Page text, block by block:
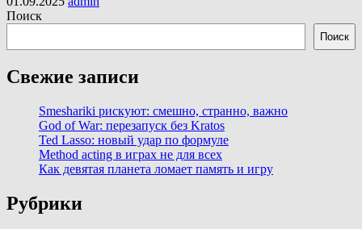
Поиск
Поиск
Свежие записи
Smeshariki рискуют: смешно, странно, важно
God of War: перезапуск без Kratos
Ted Lasso: новый удар по формуле
Method acting в играх не для всех
Как девятая планета ломает память и игру
Рубрики